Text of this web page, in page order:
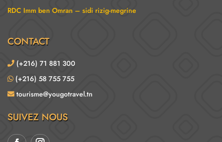
RDC Imm ben Omran – sidi rizig-megrine
CONTACT
(+216) 71 881 300
(+216) 58 755 755
tourisme@yougotravel.tn
SUIVEZ NOUS